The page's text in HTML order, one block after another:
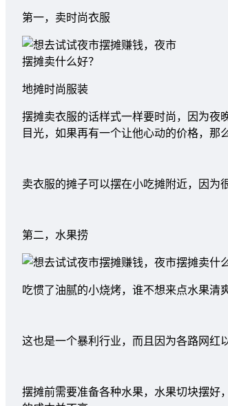
第一，卖时尚衣服
地摊时尚服装
摆摊卖衣服的话样式一样要时尚，因为夜
目光，如果再有一个让他心动的价格，那
卖衣服的摊子可以摆在小吃摊附近，因为
第二，水果捞
吃惯了油腻的小烧烤，谁不想来点水果清
这也是一个暴利行业，而且因为各路网红
摆摊前需要准备各种水果，水果切块摆好